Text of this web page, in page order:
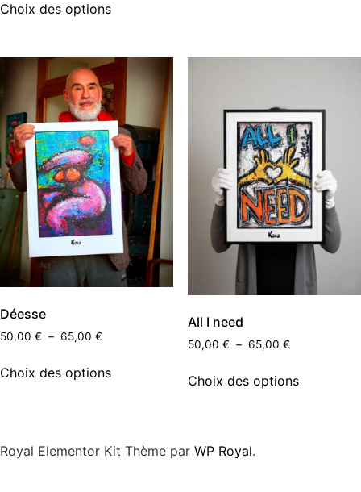
Choix des options
Déesse
50,00 € – 65,00 €
Choix des options
All I need
50,00 € – 65,00 €
Choix des options
Royal Elementor Kit Thème par WP Royal.